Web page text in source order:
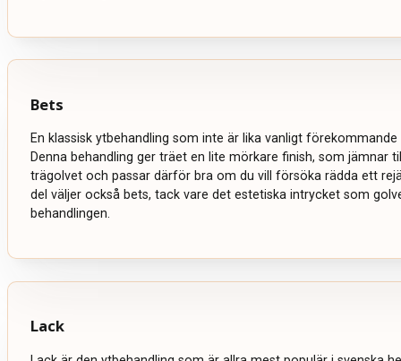
Bets
En klassisk ytbehandling som inte är lika vanligt förekommande
Denna behandling ger träet en lite mörkare finish, som jämnar
trägolvet och passar därför bra om du vill försöka rädda ett
del väljer också bets, tack vare det estetiska intrycket som
behandlingen.
Lack